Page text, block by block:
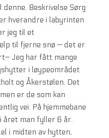
Beskrivelse Sørg
hverandre i labyrinten
jeg til et
til fjerne snø — det er
Jeg har fått mange
i løypeområdet
og Åkerstølen. Det
er de som kan
vei. På hjemmebane
året man fyller 6 år.
i midten av hytten,